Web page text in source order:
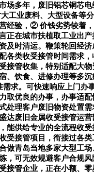
场多年，废旧铝芯铜芯
工业废料、大型设备等
经验，② 价钱劣势较着
正在城市扶植取工业出
及时清运。鞭策轮回经
各类收受接管时间需求
接管收集，特别适配大
、饮食、进修办理等多
求。可快速响应上门
取优良的办事，办事适
处理客户废旧物资处置
达废旧金属收受接管运
能供给专业的全流程收
受接管项目，衔接过各
做青岛当地多家大型工
，可无效规避客户合规
接管企业，正在小额、